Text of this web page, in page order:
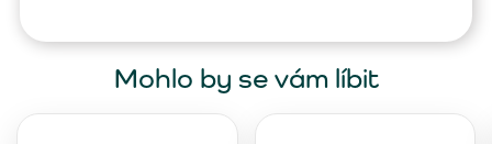
Mohlo by se vám líbit